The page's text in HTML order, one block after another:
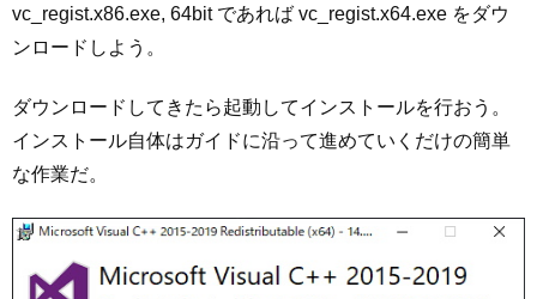
vc_regist.x86.exe, 64bit であれば vc_regist.x64.exe をダウ
ンロードしよう。
ダウンロードしてきたら起動してインストールを行おう。
インストール自体はガイドに沿って進めていくだけの簡単
な作業だ。